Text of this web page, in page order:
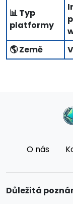
📊 Typ
platformy
🌎 Země
O nás
Důležitá